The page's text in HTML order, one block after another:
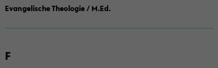
Evangelische Theologie / M.Ed.
F